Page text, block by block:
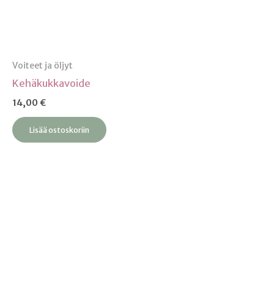
Voiteet ja öljyt
Kehäkukkavoide
14,00 €
Lisää ostoskoriin